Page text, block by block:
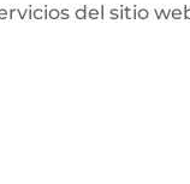
del sitio